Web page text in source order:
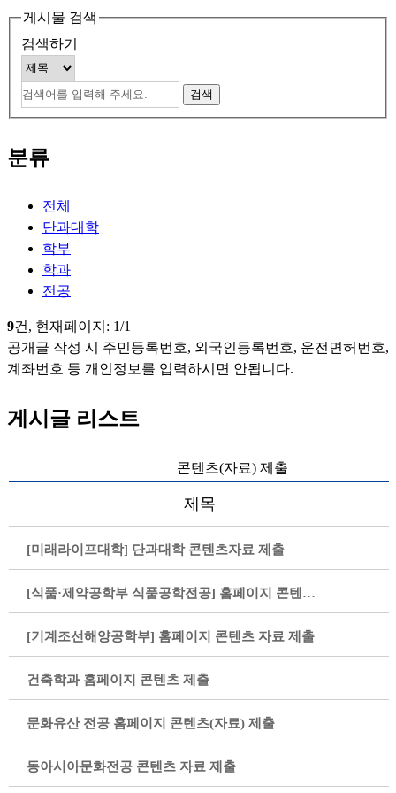
게시물 검색
검색하기
분류
전체
단과대학
학부
학과
전공
9건, 현재페이지: 1/1
공개글 작성 시 주민등록번호, 외국인등록번호, 운전면허번호,
계좌번호 등 개인정보를 입력하시면 안됩니다.
게시글 리스트
콘텐츠(자료) 제출
제목
[미래라이프대학] 단과대학 콘텐츠자료 제출
[식품·제약공학부 식품공학전공] 홈페이지 콘텐츠 자료 제출
[기계조선해양공학부] 홈페이지 콘텐츠 자료 제출
건축학과 홈페이지 콘텐츠 제출
문화유산 전공 홈페이지 콘텐츠(자료) 제출
동아시아문화전공 콘텐츠 자료 제출